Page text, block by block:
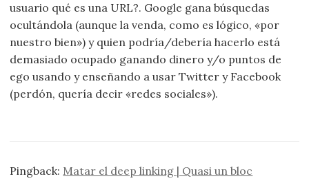
usuario qué es una URL?. Google gana búsquedas
ocultándola (aunque la venda, como es lógico, «por
nuestro bien») y quien podría/debería hacerlo está
demasiado ocupado ganando dinero y/o puntos de
ego usando y enseñando a usar Twitter y Facebook
(perdón, quería decir «redes sociales»).
Pingback: Matar el deep linking | Quasi un bloc